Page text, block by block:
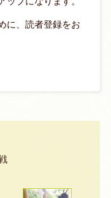
に、読者登録をお